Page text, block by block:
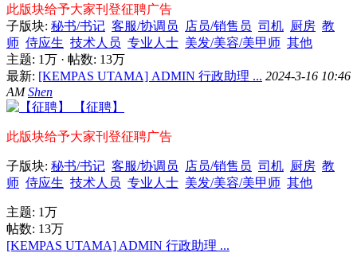
此版块给予大家刊登征聘广告
子版块: 秘书/书记 客服/协调员 店员/销售员 司机 厨房 教
师 侍应生 技术人员 专业人士 美发/美容/美甲师 其他
主题: 1万 · 帖数: 13万
最新: [KEMPAS UTAMA] ADMIN 行政助理 ... 2024-3-16 10:46
AMShen
【征聘】
此版块给予大家刊登征聘广告
子版块: 秘书/书记 客服/协调员 店员/销售员 司机 厨房 教
师 侍应生 技术人员 专业人士 美发/美容/美甲师 其他
主题: 1万
帖数: 13万
[KEMPAS UTAMA] ADMIN 行政助理 ...